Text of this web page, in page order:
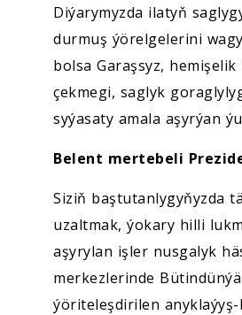
Diýarymyzda ilatyň
durmuş ýörelgelerini
bolsa Garaşsyz,
çekmegi, saglyk
syýasaty amala aşyrýan
Belent mertebeli
Siziň baştutanlygyňyzda
uzaltmak, ýokary hilli
aşyrylan işler nusgalyk
merkezlerinde
ýöriteleşdirilen